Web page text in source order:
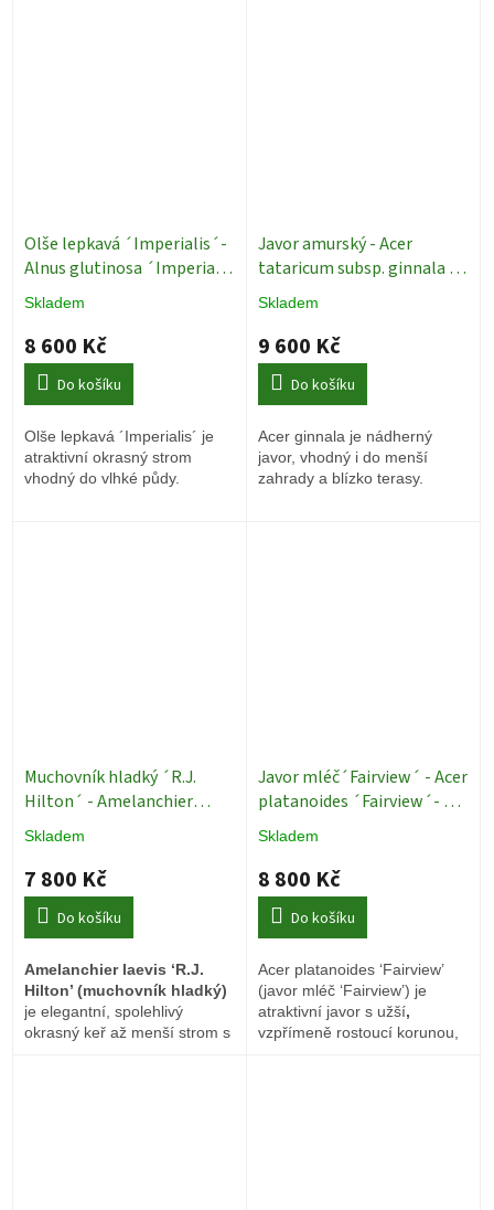
Olše lepkavá ´Imperialis´-
Alnus glutinosa ´Imperialis
´ - ok 12/14
Skladem
8 600 Kč
Do košíku
Olše lepkavá ´Imperialis´ je
atraktivní okrasný strom
vhodný do vlhké půdy.
Javor amurský - Acer
tataricum subsp. ginnala -
ok 12/14
Skladem
9 600 Kč
Do košíku
Acer ginnala je nádherný
javor, vhodný i do menší
zahrady a blízko terasy.
Muchovník hladký ´R.J.
Hilton´ - Amelanchier
leavis ´R.J. Hilton´ - ok
Skladem
7 800 Kč
Do košíku
Amelanchier laevis ‘R.J.
Hilton’ (muchovník hladký)
je elegantní, spolehlivý
okrasný keř až menší strom s
Javor mléč´Fairview´ - Acer
platanoides ´Fairview´- ok
12/14
Skladem
8 800 Kč
Do košíku
Acer platanoides ‘Fairview’
(javor mléč ‘Fairview’) je
atraktivní javor s užší,
vzpřímeně rostoucí korunou,